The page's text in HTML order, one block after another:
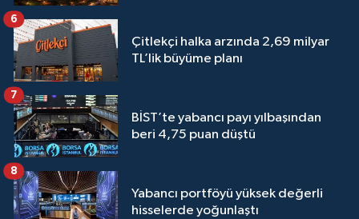
Çitlekçi halka arzında 2,69 milyar
TL’lik büyüme planı
6
BİST’te yabancı payı yılbaşından
beri 4,75 puan düştü
7
Yabancı portföyü yüksek değerli
hisselerde yoğunlaştı
8